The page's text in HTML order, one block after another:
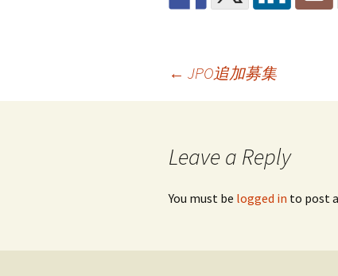
← JPO追加募集
Leave a Reply
You must be logged in to post